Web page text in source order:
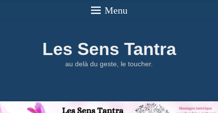
Menu
Les Sens Tantra
au delà du geste, le toucher.